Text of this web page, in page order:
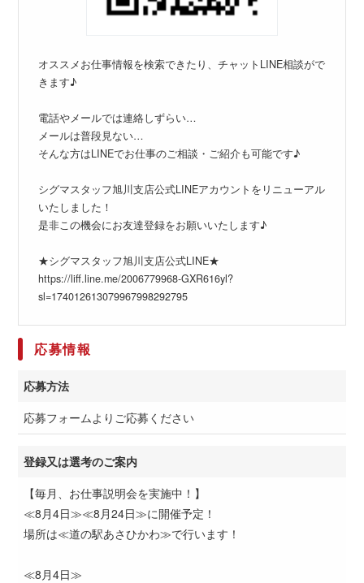
オススメお仕事情報を検索できたり、チャットLINE相談がで
きます♪
電話やメールでは連絡しずらい…
メールは普段見ない…
そんな方はLINEでお仕事のご相談・ご紹介も可能です♪
シグマスタッフ旭川支店公式LINEアカウントをリニューアル
いたしました！
是非この機会にお友達登録をお願いいたします♪
★シグマスタッフ旭川支店公式LINE★
https://liff.line.me/2006779968-GXR616yl?
sl=174012613079967998292795
応募情報
応募方法
応募フォームよりご応募ください
登録又は選考のご案内
【毎月、お仕事説明会を実施中！】
≪8月4日≫≪8月24日≫に開催予定！
場所は≪道の駅あさひかわ≫で行います！
≪8月4日≫